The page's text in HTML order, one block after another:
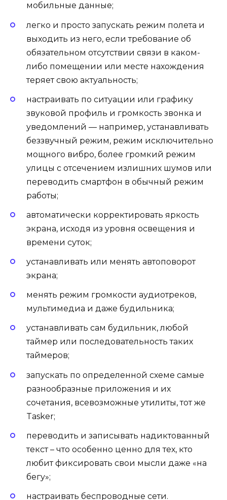
мобильные данные;
легко и просто запускать режим полета и
выходить из него, если требование об
обязательном отсутствии связи в каком-
либо помещении или месте нахождения
теряет свою актуальность;
настраивать по ситуации или графику
звуковой профиль и громкость звонка и
уведомлений — например, устанавливать
беззвучный режим, режим исключительно
мощного вибро, более громкий режим
улицы с отсечением излишних шумов или
переводить смартфон в обычный режим
работы;
автоматически корректировать яркость
экрана, исходя из уровня освещения и
времени суток;
устанавливать или менять автоповорот
экрана;
менять режим громкости аудиотреков,
мультимедиа и даже будильника;
устанавливать сам будильник, любой
таймер или последовательность таких
таймеров;
запускать по определенной схеме самые
разнообразные приложения и их
сочетания, всевозможные утилиты, тот же
Tasker;
переводить и записывать надиктованный
текст – что особенно ценно для тех, кто
любит фиксировать свои мысли даже «на
бегу»;
настраивать беспроводные сети.